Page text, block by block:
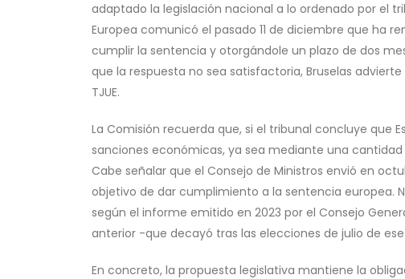
adaptado la legislación nacional a lo ordenado por el
Europea comunicó el pasado 11 de diciembre que ha
cumplir la sentencia y otorgándole un plazo de dos
que la respuesta no sea satisfactoria, Bruselas
TJUE.
La Comisión recuerda que, si el tribunal concluye que
sanciones económicas, ya sea mediante una
Cabe señalar que el Consejo de Ministros envió en
objetivo de dar cumplimiento a la sentencia europea.
según el informe emitido en 2023 por el Consejo
anterior -que decayó tras las elecciones de julio de
En concreto, la propuesta legislativa mantiene la